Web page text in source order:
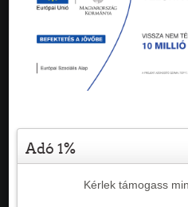
Adó 1%
Kérlek támogass